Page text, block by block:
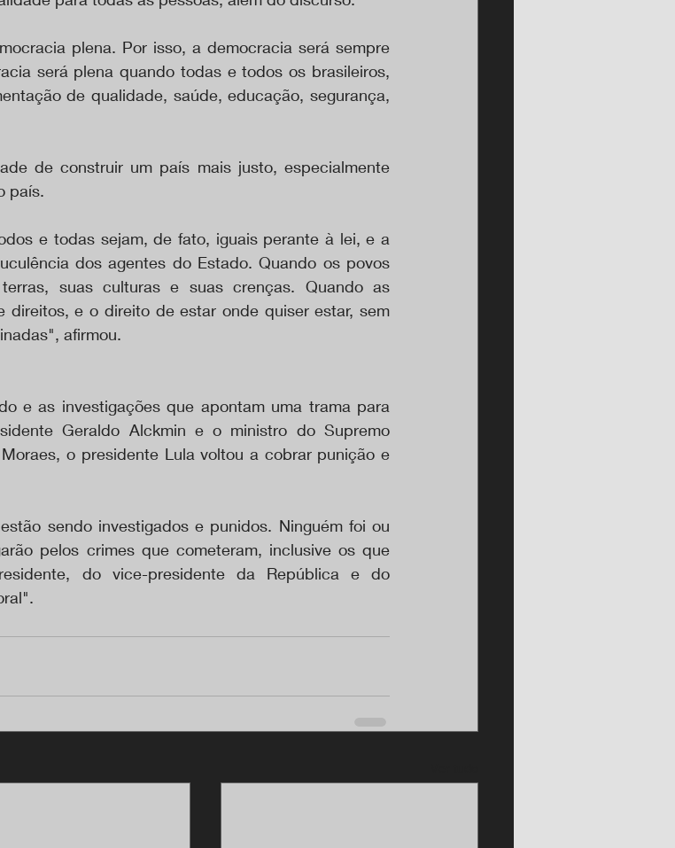
plena. Por isso, a democracia será sempre
será plena quando todas e todos os brasileiros,
de qualidade, saúde, educação, segurança,
de construir um país mais justo, especialmente
país.
e todas sejam, de fato, iguais perante à lei, e a
dos agentes do Estado. Quando os povos
suas culturas e suas crenças. Quando as
direitos, e o direito de estar onde quiser estar, sem
afirmou.
e as investigações que apontam uma trama para
Geraldo Alckmin e o ministro do Supremo
o presidente Lula voltou a cobrar punição e
sendo investigados e punidos. Ninguém foi ou
pelos crimes que cometeram, inclusive os que
do vice-presidente da República e do